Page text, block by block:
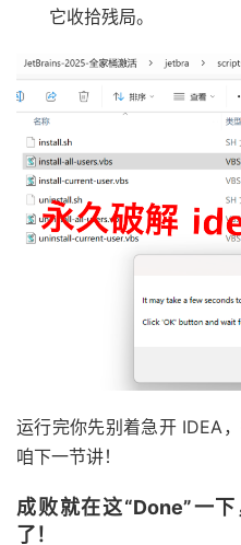
它收拾残局。
运行完你先别着急开 IDEA
咱下一节讲！
成败就在这“Done”一
了！